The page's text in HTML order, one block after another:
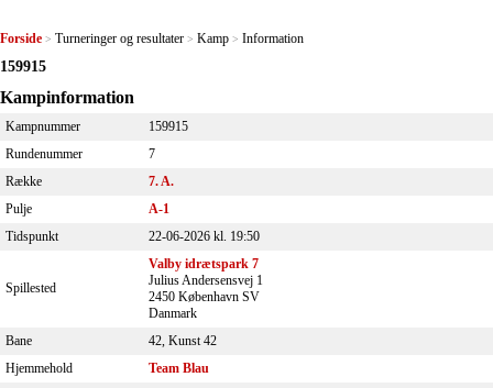
Forside > Turneringer og resultater > Kamp > Information
159915
Kampinformation
Kampnummer
159915
Rundenummer
7
Række
7. A.
Pulje
A-1
Tidspunkt
22-06-2026 kl. 19:50
Spillested
Valby idrætspark 7
Julius Andersensvej 1
2450 København SV
Danmark
Bane
42, Kunst 42
Hjemmehold
Team Blau